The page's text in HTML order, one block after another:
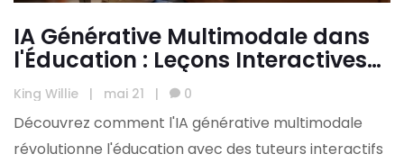
IA Générative Multimodale dans
l'Éducation : Leçons Interactives
et Tuteurs Intelligents
King Willie | mai 21 | 0
Découvrez comment l'IA générative multimodale
révolutionne l'éducation avec des tuteurs interactifs